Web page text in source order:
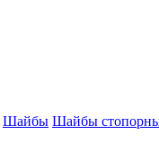
Шайбы Шайбы